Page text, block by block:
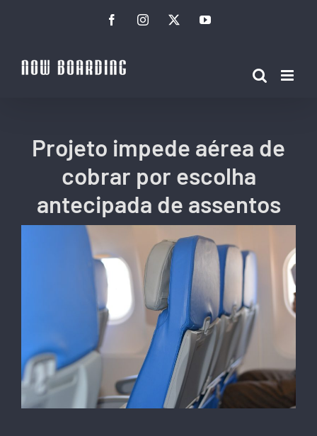
conteúdo
FacebookInstagramTwitterYouTube
Projeto impede aérea de
cobrar por escolha
antecipada de assentos